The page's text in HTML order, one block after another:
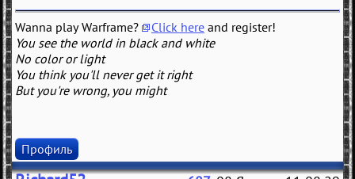
Wanna play Warframe? Click here and register!
You see the world in black and white
No color or light
You think you'll never get it right
But you're wrong, you might
Профиль